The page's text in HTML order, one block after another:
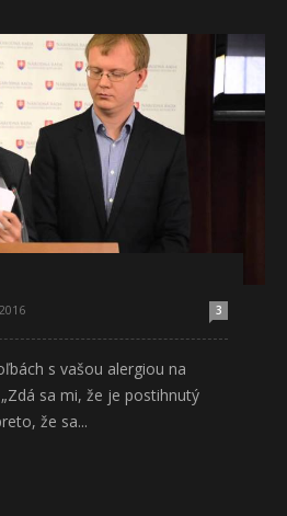
3
s vašou alergiou na
sa mi, že je postihnutý
že sa...